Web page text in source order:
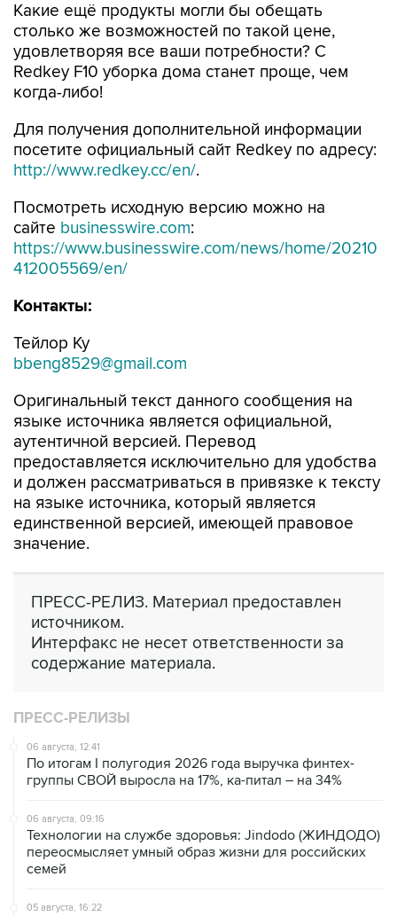
Какие ещё продукты могли бы обещать
столько же возможностей по такой цене,
удовлетворяя все ваши потребности? С
Redkey F10 уборка дома станет проще, чем
когда-либо!
Для получения дополнительной информации
посетите официальный сайт Redkey по адресу:
http://www.redkey.cc/en/.
Посмотреть исходную версию можно на
сайте businesswire.com:
https://www.businesswire.com/news/home/20210
412005569/en/
Контакты:
Тейлор Ку
bbeng8529@gmail.com
Оригинальный текст данного сообщения на
языке источника является официальной,
аутентичной версией. Перевод
предоставляется исключительно для удобства
и должен рассматриваться в привязке к тексту
на языке источника, который является
единственной версией, имеющей правовое
значение.
ПРЕСС-РЕЛИЗ. Материал предоставлен
источником.
Интерфакс не несет ответственности за
содержание материала.
ПРЕСС-РЕЛИЗЫ
06 августа, 12:41
По итогам I полугодия 2026 года выручка финтех-
группы СВОЙ выросла на 17%, ка-питал – на 34%
06 августа, 09:16
Технологии на службе здоровья: Jindodo (ЖИНДОДО)
переосмысляет умный образ жизни для российских
семей
05 августа, 16:22